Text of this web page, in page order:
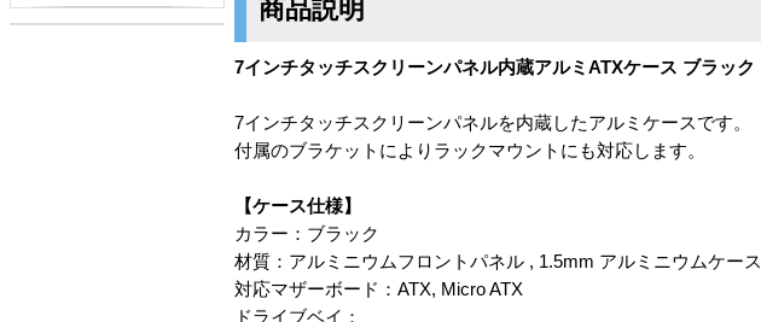
商品説明
7インチタッチスクリーンパネル内蔵アルミATXケース ブラック
7インチタッチスクリーンパネルを内蔵したアルミケースです。
付属のブラケットによりラックマウントにも対応します。
【ケース仕様】
カラー：ブラック
材質：アルミニウムフロントパネル , 1.5mm アルミニウムケース
対応マザーボード：ATX, Micro ATX
ドライブベイ：